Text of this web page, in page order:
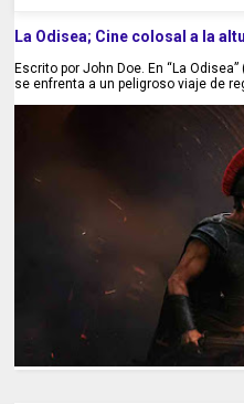
La Odisea; Cine colosal a la
Escrito por John Doe. En “La
se enfrenta a un peligroso viaje de